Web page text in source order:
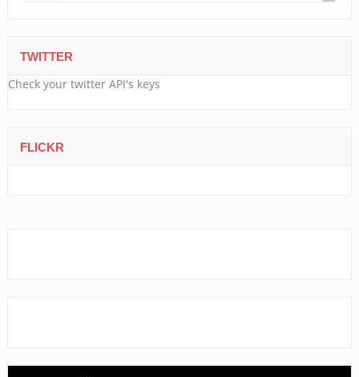
TWITTER
Check your twitter API's keys
FLICKR